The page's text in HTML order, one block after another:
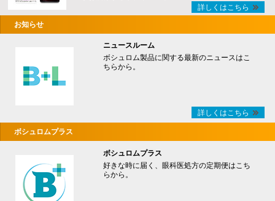
詳しくはこちら
お知らせ
ニュースルーム
ボシュロム製品に関する最新のニュースはこ
ちらから。
詳しくはこちら
ボシュロムプラス
ボシュロムプラス
好きな時に届く、眼科医処方の定期便はこち
らから。